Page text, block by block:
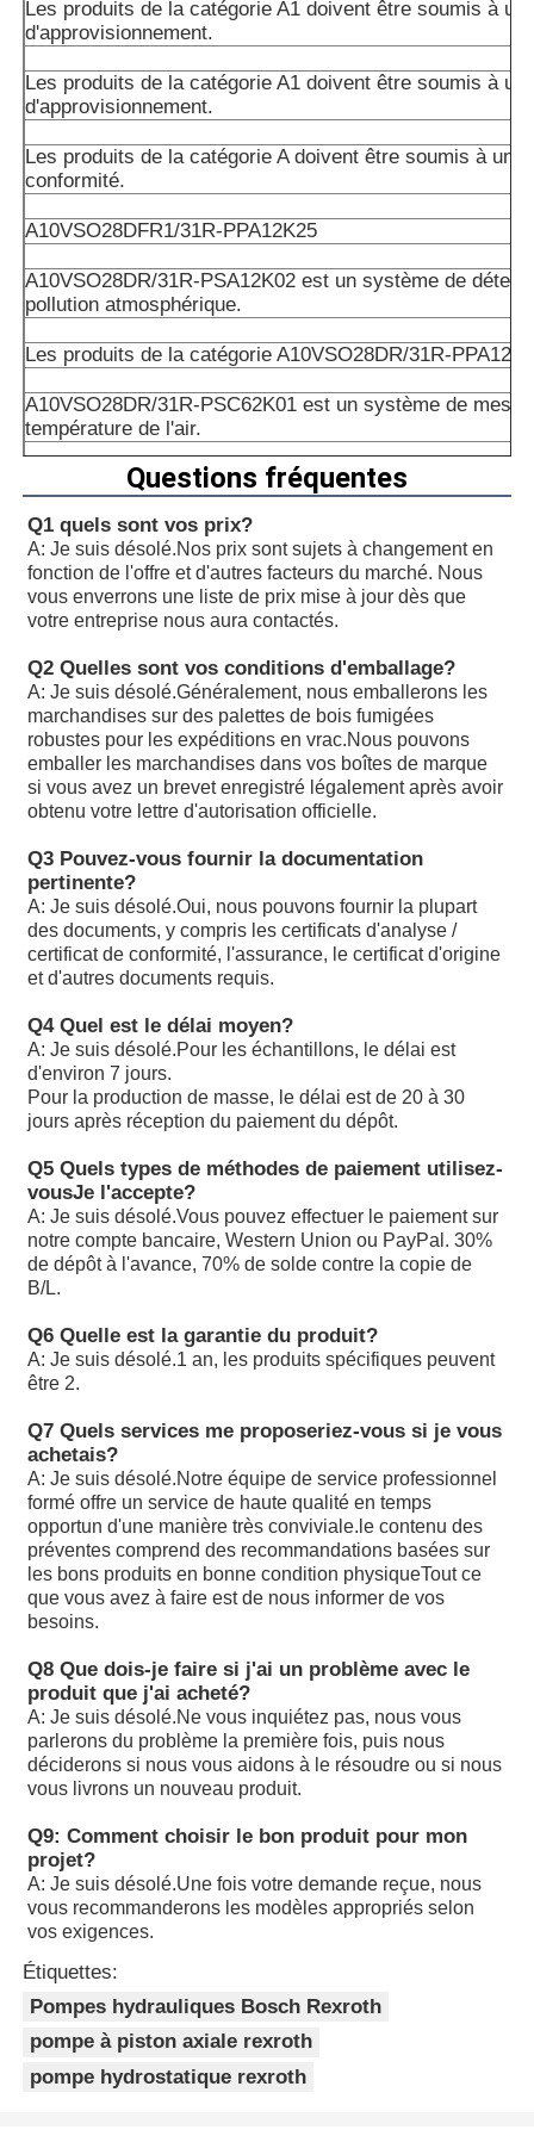
Les produits de la catégorie A1 doivent être soumis à un
d'approvisionnement.
Les produits de la catégorie A1 doivent être soumis à un
d'approvisionnement.
Les produits de la catégorie A doivent être soumis à un
conformité.
A10VSO28DFR1/31R-PPA12K25
A10VSO28DR/31R-PSA12K02 est un système de
pollution atmosphérique.
Les produits de la catégorie A10VSO28DR/31R-
A10VSO28DR/31R-PSC62K01 est un système de
température de l'air.
Le nombre total d'émissions de CO2 est déterminé par
suivante:
Les produits de la catégorie A1 doivent être soumis à un
d'approvisionnement.
A10VSO45DR/31RPPA12N00: Les données sont
A10VSO45DFR1/31R-PPA12 est un groupe de produits
Les produits de la catégorie A1 doivent être présentés
A2 ou A3 conformément à l'annexe I.
Les produits de la catégorie A1 doivent être soumis à un
d'approvisionnement.
Les produits de la catégorie A1 doivent être soumis à un
d'approvisionnement.
Les données sont fournies par les autorités
A10VSO71 DFLR/31R-PPA12N00: les produits doivent
dans les conditions suivantes:
A10VSO71/DFR1/31R-PPA12N00 est utilisé pour le
A10VSO71DFR/31R-PPA12KB3
Les produits de la catégorie A1 doivent être présentés
A2 ou A3 à l'adresse suivante:
A10VSO71DFR1/31R-VPA12N00
A10VSO71DFR1/32R-VP22U99S2184
A10VSO71DFR1/32R-VPB22U99
A10VSO71DR/31R-PPA12: les données sont fournies
compétentes.
Les données sont fournies par les autorités
membre de l'expédition.
A10VSO71DRS/32R-VPB22U99: les données sont
autorités compétentes.
A10VSO100 DFLR/31R-PPA12N00: Les données sont
autorités compétentes.
A10VSO100DFR1/31R-VPA12N00
A10VSO100DR/32R-VPB12N00: Les données sont
Les tests de dépistage doivent être effectués sur des
produits chimiques.
Les produits de la catégorie A10VSO100DRS/32R-
Les données de l'échantillon doivent être fournies à
de l'État membre où l'échantillon est situé.
membre où le véhicule est situé.
Questions fréquentes
Q1 quels sont vos prix?
A: Je suis désolé.Nos prix sont sujets à changement en
fonction de l'offre et d'autres facteurs du marché. Nous
vous enverrons une liste de prix mise à jour dès que
votre entreprise nous aura contactés.
Q2 Quelles sont vos conditions d'emballage?
A: Je suis désolé.Généralement, nous emballerons les
marchandises sur des palettes de bois fumigées
robustes pour les expéditions en vrac.Nous pouvons
emballer les marchandises dans vos boîtes de marque
si vous avez un brevet enregistré légalement après avoir
obtenu votre lettre d'autorisation officielle.
Q3 Pouvez-vous fournir la documentation
pertinente?
A: Je suis désolé.Oui, nous pouvons fournir la plupart
des documents, y compris les certificats d'analyse /
certificat de conformité, l'assurance, le certificat d'origine
et d'autres documents requis.
Q4 Quel est le délai moyen?
A: Je suis désolé.Pour les échantillons, le délai est
d'environ 7 jours.
Pour la production de masse, le délai est de 20 à 30
jours après réception du paiement du dépôt.
Q5 Quels types de méthodes de paiement utilisez-
vousJe l'accepte?
A: Je suis désolé.Vous pouvez effectuer le paiement sur
notre compte bancaire, Western Union ou PayPal. 30%
de dépôt à l'avance, 70% de solde contre la copie de
B/L.
Q6 Quelle est la garantie du produit?
A: Je suis désolé.1 an, les produits spécifiques peuvent
être 2.
Q7 Quels services me proposeriez-vous si je vous
achetais?
A: Je suis désolé.Notre équipe de service professionnel
formé offre un service de haute qualité en temps
opportun d'une manière très conviviale.le contenu des
préventes comprend des recommandations basées sur
les bons produits en bonne condition physiqueTout ce
que vous avez à faire est de nous informer de vos
besoins.
Q8 Que dois-je faire si j'ai un problème avec le
produit que j'ai acheté?
A: Je suis désolé.Ne vous inquiétez pas, nous vous
parlerons du problème la première fois, puis nous
déciderons si nous vous aidons à le résoudre ou si nous
vous livrons un nouveau produit.
Q9: Comment choisir le bon produit pour mon
projet?
A: Je suis désolé.Une fois votre demande reçue, nous
vous recommanderons les modèles appropriés selon
vos exigences.
Étiquettes:
Pompes hydrauliques Bosch Rexroth
pompe à piston axiale rexroth
pompe hydrostatique rexroth